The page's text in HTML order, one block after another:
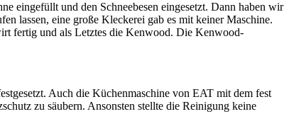
eingefüllt und den Schneebesen eingesetzt. Dann haben wir
lassen, eine große Kleckerei gab es mit keiner Maschine.
fertig und als Letztes die Kenwood. Die Kenwood-
Auch die Küchenmaschine von EAT mit dem fest
zu säubern. Ansonsten stellte die Reinigung keine